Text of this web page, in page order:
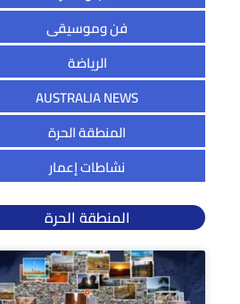
فن وموسيقى
الرياضة
AUSTRALIA NEWS
المنطقة الحرة
نشاطات إعمار
المنطقة الحرة